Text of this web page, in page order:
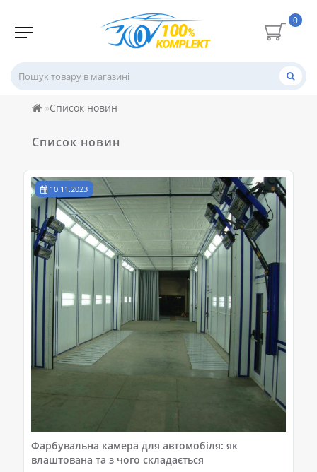
0
Список новин
Список новин
10.11.2023
Фарбувальна камера для автомобіля: як
влаштована та з чого складається